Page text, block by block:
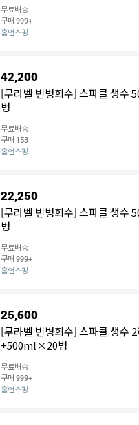
무료배송
구매999+
홈앤쇼핑
42,200
[무라벨 빈병회수] 스파클 생수
병
무료배송
구매 153
홈앤쇼핑
22,250
[무라벨 빈병회수] 스파클 생수
병
무료배송
구매999+
홈앤쇼핑
25,600
[무라벨 빈병회수] 스파클 생수
+500ml×20병
무료배송
구매999+
홈앤쇼핑